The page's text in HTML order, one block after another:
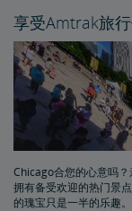
Los Angeles景点
Seattle旅游活动建议
Washington, DC景
Chicago景点
享受Amtrak旅
Chicago合您的心意吗
拥有备受欢迎的热门景
的瑰宝只是一半的乐趣